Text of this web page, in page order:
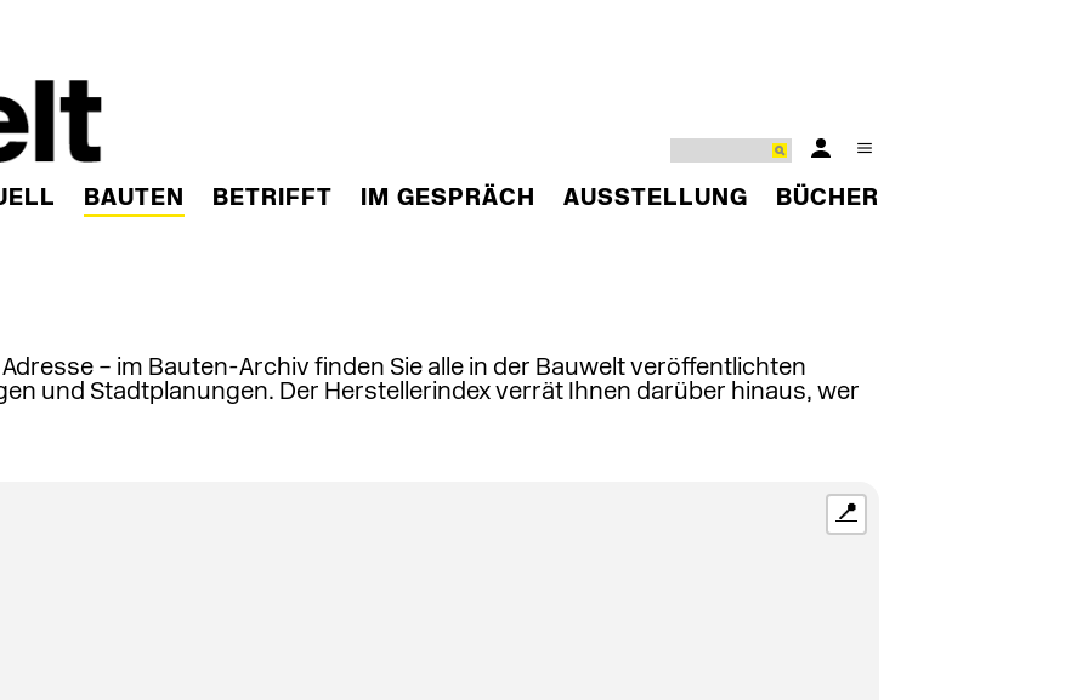
BAUTEN BETRIFFT IM GESPRÄCH AUSSTELLUNG BÜCHER
– im Bauten-Archiv finden Sie alle in der Bauwelt veröffentlichten
und Stadtplanungen. Der Herstellerindex verrät Ihnen darüber hinaus, wer
📍